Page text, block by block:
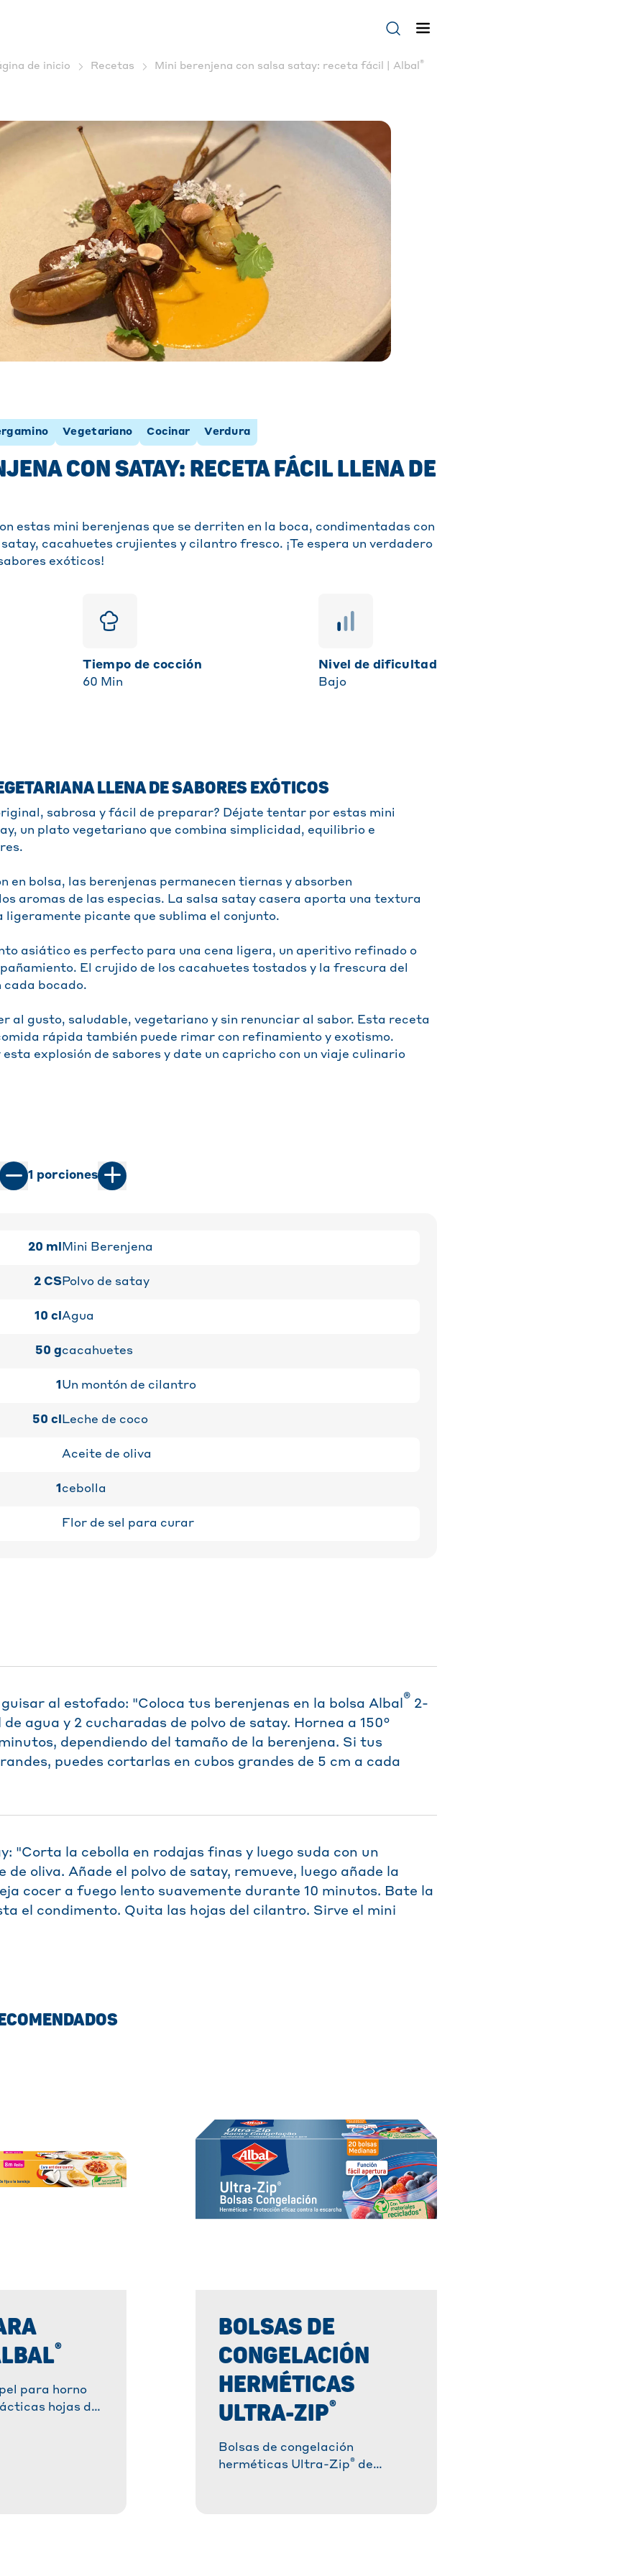
de inicio Recetas Mini berenjena con salsa satay: receta fácil | Albal ®
Vegetariano Cocinar Verdura
CON SATAY: RECETA FÁCIL LLENA DE
estas mini berenjenas que se derriten en la boca, condimentadas con
cacahuetes crujientes y cilantro fresco. ¡Te espera un verdadero
exóticos!
Tiempo de cocción
60 Min
Nivel de dificultad
Bajo
LLENA DE SABORES EXÓTICOS
sabrosa y fácil de preparar? Déjate tentar por estas mini
un plato vegetariano que combina simplicidad, equilibrio e
en bolsa, las berenjenas permanecen tiernas y absorben
aromas de las especias. La salsa satay casera aporta una textura
ligeramente picante que sublima el conjunto.
asiático es perfecto para una cena ligera, un aperitivo refinado o
El crujido de los cacahuetes tostados y la frescura del
bocado.
al gusto, saludable, vegetariano y sin renunciar al sabor. Esta receta
rápida también puede rimar con refinamiento y exotismo.
explosión de sabores y date un capricho con un viaje culinario
1 porciones
20 ml Mini Berenjena
2 CSPolvo de satay
10 clAgua
50 gcacahuetes
1 Un montón de cilantro
50 cl Leche de coco
Aceite de oliva
1 cebolla
Flor de sel para curar
al estofado: "Coloca tus berenjenas en la bolsa Albal ® 2-
de agua y 2 cucharadas de polvo de satay. Hornea a 150°
dependiendo del tamaño de la berenjena. Si tus
puedes cortarlas en cubos grandes de 5 cm a cada
"Corta la cebolla en rodajas finas y luego suda con un
de oliva. Añade el polvo de satay, remueve, luego añade la
cocer a fuego lento suavemente durante 10 minutos. Bate la
el condimento. Quita las hojas del cilantro. Sirve el mini
®
para horno
hojas de
BOLSAS DE
CONGELACIÓN
HERMÉTICAS
ULTRA-ZIP®
Bolsas de congelación
herméticas Ultra-Zip® de